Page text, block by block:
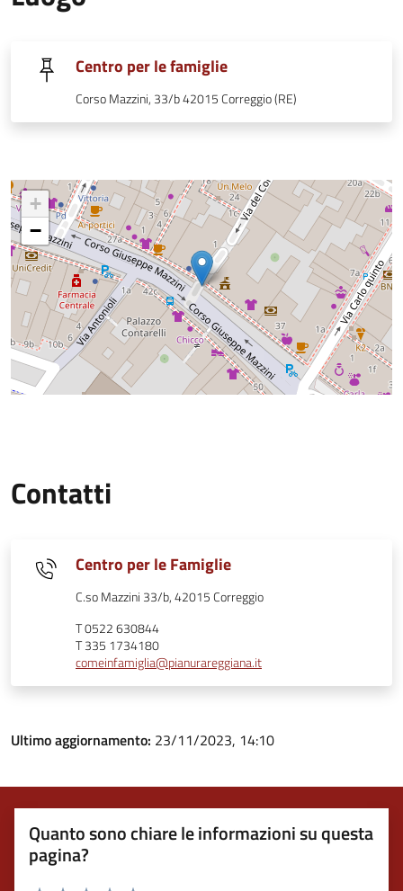
Centro per le famiglie
Corso Mazzini, 33/b 42015 Correggio (RE)
+
−
Contatti
Centro per le Famiglie
C.so Mazzini 33/b, 42015 Correggio
T 0522 630844
T 335 1734180
comeinfamiglia@pianurareggiana.it
Ultimo aggiornamento: 23/11/2023, 14:10
Quanto sono chiare le informazioni su questa
pagina?